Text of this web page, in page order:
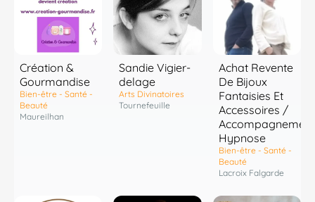
Création &
Gourmandise
Bien-être - Santé -
Beauté
Maureilhan
Sandie Vigier-
delage
Arts Divinatoires
Tournefeuille
Achat Revente
De Bijoux
Fantaisies Et
Accessoires /
Accompagnement
Hypnose
Bien-être - Santé -
Beauté
Lacroix Falgarde